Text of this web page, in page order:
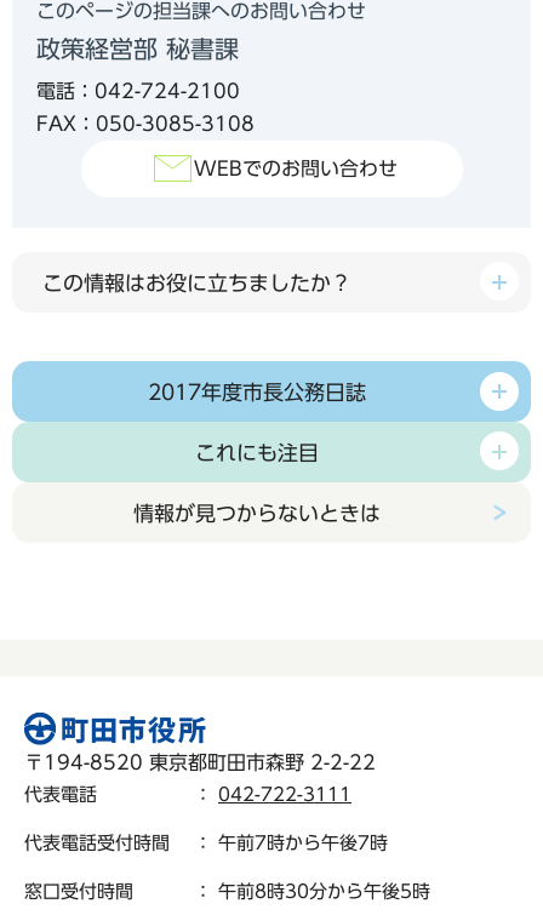
このページの担当課へのお問い合わせ
政策経営部 秘書課
電話：042-724-2100
FAX：050-3085-3108
WEBでのお問い合わせ
この情報はお役に立ちましたか？
2017年度市長公務日誌
これにも注目
情報が見つからないときは
〒194-8520 東京都町田市森野 2-2-22
代表電話 ： 042-722-3111
代表電話受付時間 ： 午前7時から午後7時
窓口受付時間 ： 午前8時30分から午後5時